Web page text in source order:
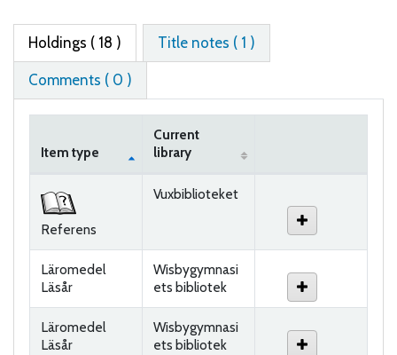
Holdings ( 18 ) Title notes ( 1 )
Comments ( 0 )
Item type
Current
library
Referens
Vuxbiblioteket
Läromedel
Läsår
Wisbygymnasi
ets bibliotek
Läromedel
Läsår
Wisbygymnasi
ets bibliotek